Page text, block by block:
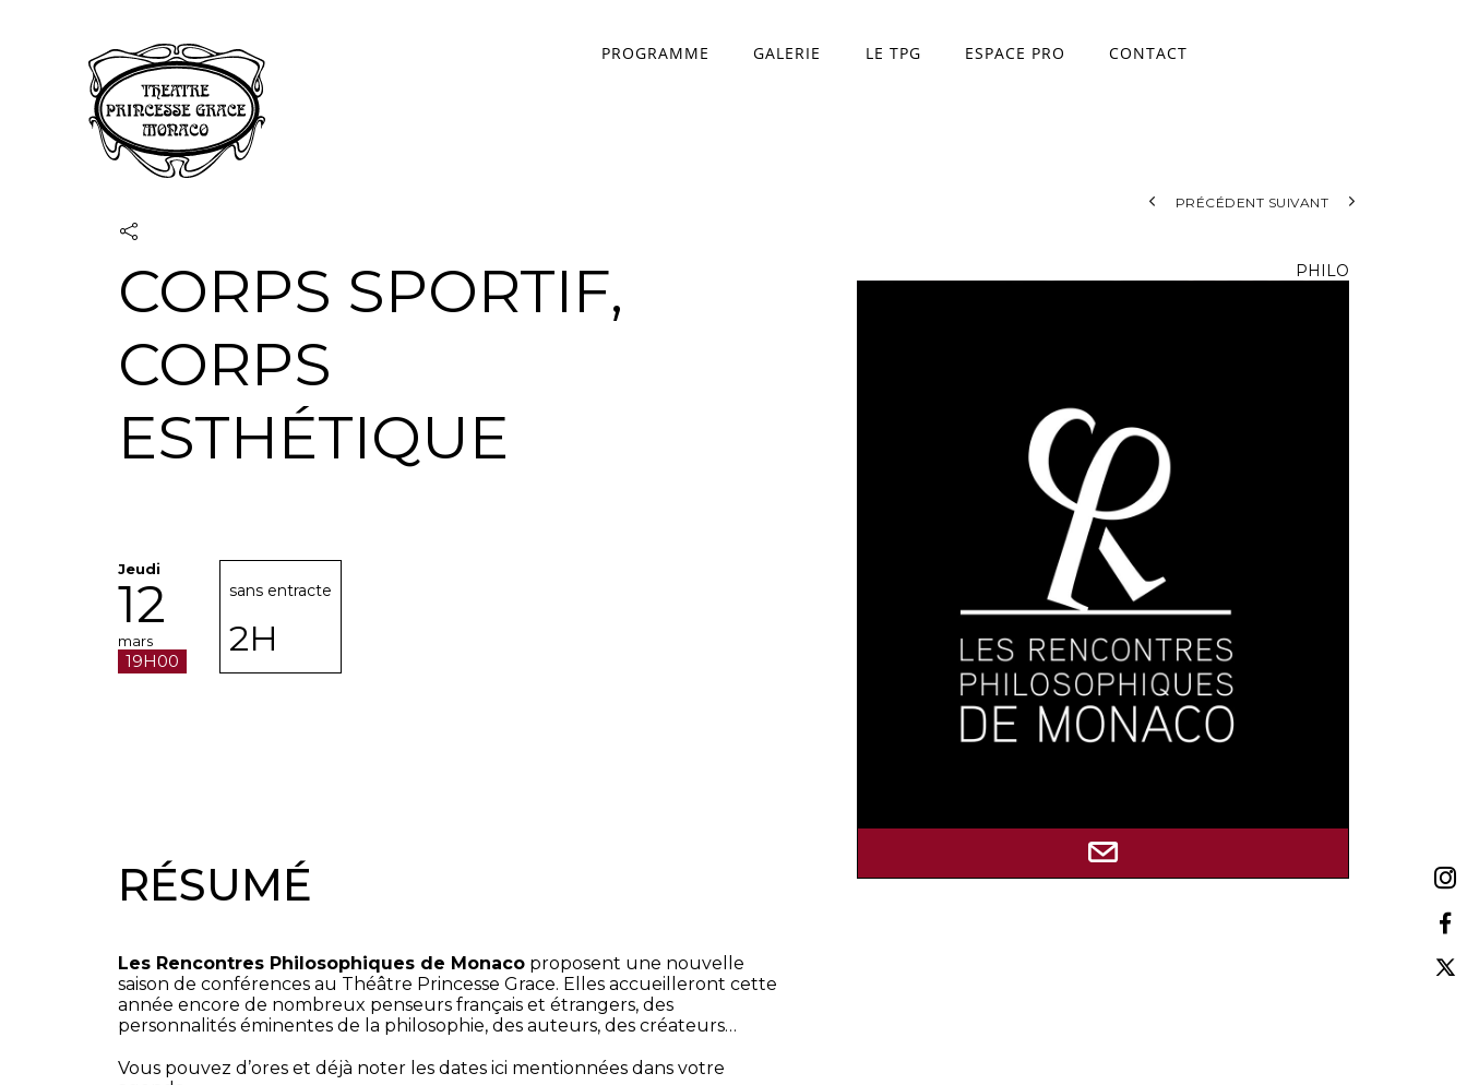
PROGRAMME GALERIE LE TPG
Théâtre Princesse GraceESPACE PRO CONTACT
PRÉCÉDENT SUIVANT
CORPS SPORTIF,
CORPS
ESTHÉTIQUE
Jeudi
12
mars
19H00
sans entracte
2H
RÉSUMÉ
Les Rencontres Philosophiques de Monacoproposent une nouvelle
saison de conférences au Théâtre Princesse Grace. Elles accueilleront cette
année encore de nombreux penseurs français et étrangers, des
personnalités éminentes de la philosophie, des auteurs, des créateurs…
Vous pouvez d’ores et déjà noter les dates ici mentionnées dans votre
PHILO